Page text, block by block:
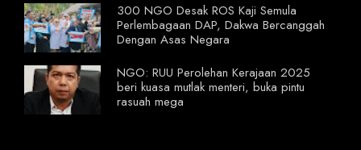
300 NGO Desak ROS Kaji Semula
Perlembagaan DAP, Dakwa Bercanggah
Dengan Asas Negara
NGO: RUU Perolehan Kerajaan 2025
beri kuasa mutlak menteri, buka pintu
rasuah mega